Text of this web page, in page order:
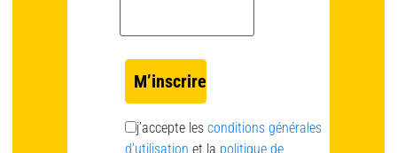
j’accepte les conditions générales
d’utilisation et la politique de